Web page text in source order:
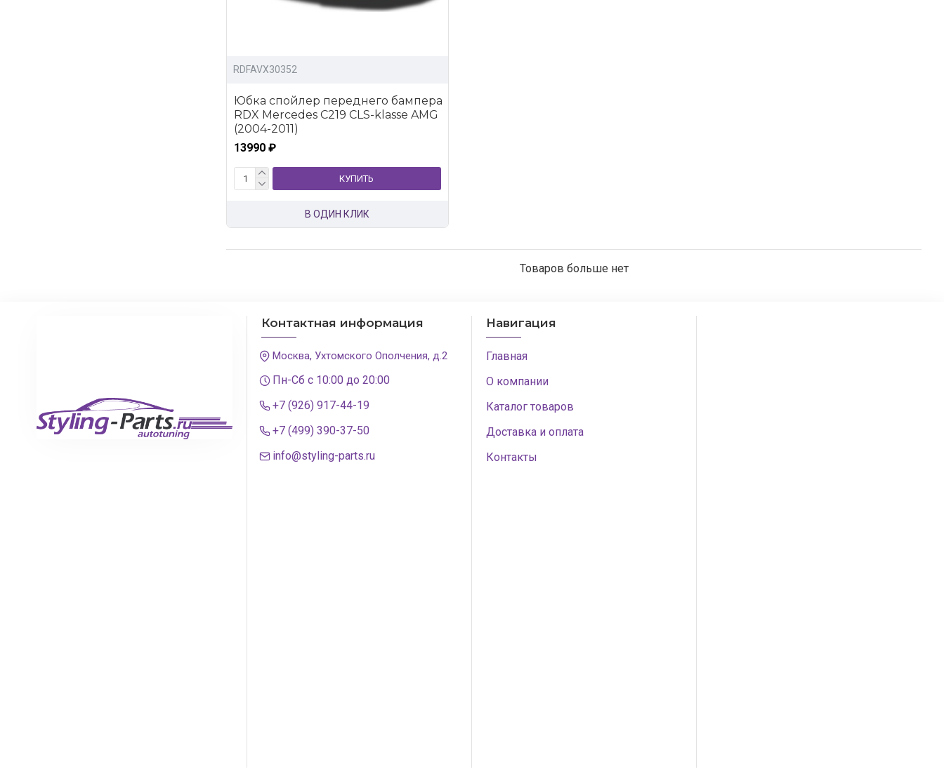
RDFAVX30352
Юбка спойлер переднего бампера
RDX Mercedes C219 CLS-klasse AMG
(2004-2011)
13990 ₽
КУПИТЬ
В ОДИН КЛИК
Товаров больше нет
Контактная информация
Москва, Ухтомского Ополчения, д.2
Пн-Сб с 10:00 до 20:00
+7 (926) 917-44-19
+7 (499) 390-37-50
info@styling-parts.ru
Навигация
Главная
О компании
Каталог товаров
Доставка и оплата
Контакты